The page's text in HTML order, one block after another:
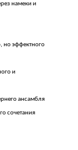
намеки и
но эффектного
и
ансамбля
сочетания